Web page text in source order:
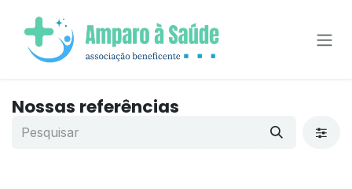
Nossas referências